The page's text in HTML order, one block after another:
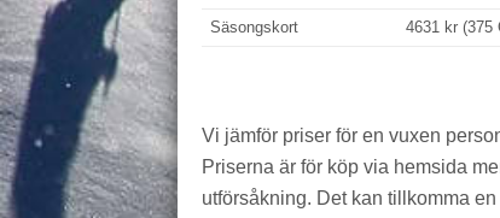
Säsongskort 4631 kr (375
Vi jämför priser för en vuxen
Priserna är för köp via hemsida
utförsåkning. Det kan tillkomma